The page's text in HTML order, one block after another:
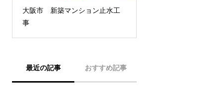
大阪市 新築マンション止水工
事
最近の記事 おすすめ記事